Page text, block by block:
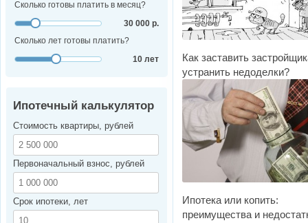
Как заставить
устранить недоделки?
Ипотека или копить:
преимущества и
Сколько готовы платить в месяц?
30 000 р.
Сколько лет готовы платить?
10 лет
Ипотечный калькулятор
Стоимость квартиры, рублей
Первоначальный взнос, рублей
Срок ипотеки, лет